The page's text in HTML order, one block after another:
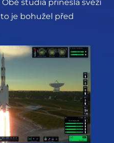
studia přinesla svěží
je bohužel před